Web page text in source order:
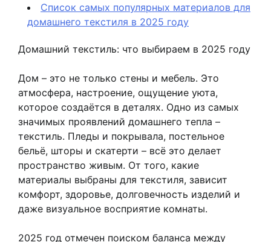
Список самых популярных материалов для
домашнего текстиля в 2025 году
Домашний текстиль: что выбираем в 2025 году
Дом – это не только стены и мебель. Это
атмосфера, настроение, ощущение уюта,
которое создаётся в деталях. Одно из самых
значимых проявлений домашнего тепла –
текстиль. Пледы и покрывала, постельное
бельё, шторы и скатерти – всё это делает
пространство живым. От того, какие
материалы выбраны для текстиля, зависит
комфорт, здоровье, долговечность изделий и
даже визуальное восприятие комнаты.
2025 год отмечен поиском баланса между